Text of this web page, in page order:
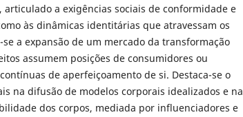
articulado a exigências sociais de conformidade e
às dinâmicas identitárias que atravessam os
a expansão de um mercado da transformação
assumem posições de consumidores ou
de aperfeiçoamento de si. Destaca-se o
na difusão de modelos corporais idealizados e na
dos corpos, mediada por influenciadores e